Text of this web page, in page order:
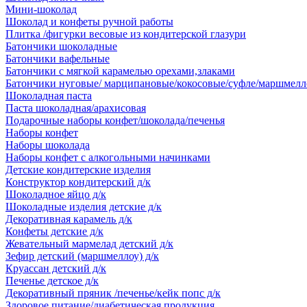
Мини-шоколад
Шоколад и конфеты ручной работы
Плитка /фигурки весовые из кондитерской глазури
Батончики шоколадные
Батончики вафельные
Батончики с мягкой карамелью орехами,злаками
Батончики нуговые/ марципановые/кокосовые/суфле/
Шоколадная паста
Паста шоколадная/арахисовая
Подарочные наборы конфет/шоколада/печенья
Наборы конфет
Наборы шоколада
Наборы конфет с алкогольными начинками
Детские кондитерские изделия
Конструктор кондитерский д/к
Шоколадное яйцо д/к
Шоколадные изделия детские д/к
Декоративная карамель д/к
Конфеты детские д/к
Жевательный мармелад детский д/к
Зефир детский (маршмеллоу) д/к
Круассан детский д/к
Печенье детское д/к
Декоративный пряник /печенье/кейк попс д/к